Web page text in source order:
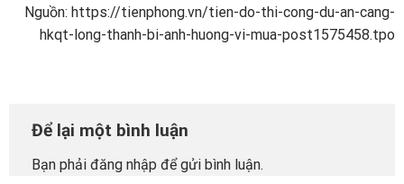
Nguồn: https://tienphong.vn/tien-do-thi-cong-du-an-cang-
hkqt-long-thanh-bi-anh-huong-vi-mua-post1575458.tpo
Để lại một bình luận
Bạn phải đăng nhập để gửi bình luận.